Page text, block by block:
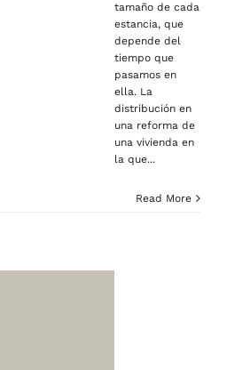
tamaño de cada
estancia, que
depende del
tiempo que
pasamos en
ella. La
distribución en
una reforma de
una vivienda en
la que...
Read More